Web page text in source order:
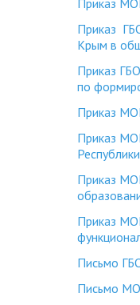
Приказ
Приказ
Крым в
Приказ
по
Приказ
Приказ
Приказ
Приказ
Письмо
Письмо